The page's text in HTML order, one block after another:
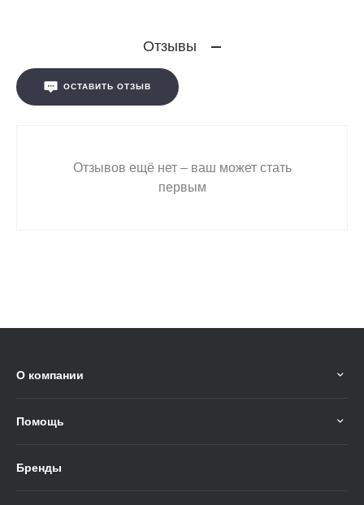
Отзывы
ОСТАВИТЬ ОТЗЫВ
Отзывов ещё нет – ваш может стать
первым
О компании
Помощь
Бренды